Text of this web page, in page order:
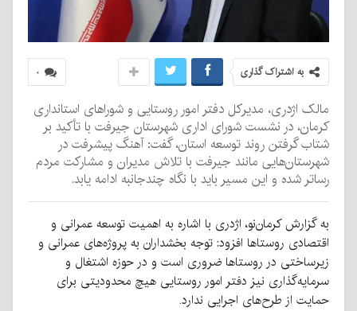
۰ به اشتراک گذاری
مالک اژدری، مدیرکل دفتر امور روستایی و شوراهای استانداری
کرمان، در نشست شورای اداری شهرستان جیرفت با تأکید بر
شتاب گرفتن روند توسعه استان، گفت: آهنگ پیشرفت در
شهرستان‌هایی مانند جیرفت با تلاش مدیران و مشارکت مردم
رساتر شده و این مسیر باید با نگاه چندجانبه ادامه یابد.
به گزارش کرمان‌نو، اژدری با اشاره به اهمیت توسعه عمرانی و
اقتصادی روستاها افزود: توجه بخشداران به پروژه‌های عمرانی و
زیرساختی در روستاها ضروری است و در حوزه اشتغال و
سرمایه‌گذاری نیز دفتر امور روستایی هیچ محدودیتی برای
حمایت از طرح‌های اجرایی ندارد.